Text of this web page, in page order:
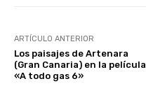
ARTÍCULO ANTERIOR
Los paisajes de Artenara
(Gran Canaria) en la película
«A todo gas 6»